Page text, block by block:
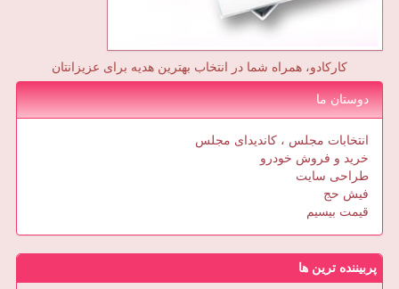
کارکادو، همراه شما در انتخاب بهترین هدیه برای عزیزانتان
دوستان ما
انتخابات مجلس ، کاندیدای مجلس
خرید و فروش خودرو
طراحی سایت
فیش حج
قیمت بیسیم
پربیننده ترین ها